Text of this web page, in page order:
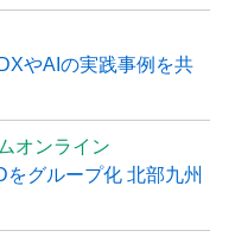
やAIの実践事例を共
オンライン
グループ化 北部九州